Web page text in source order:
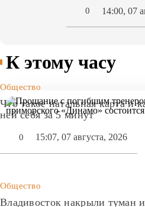
0 14:00, 07
К этому часу
Общество
Что такое натальная карта и
ней себя за 5 минут
0 15:07, 07 августа, 2026
Общество
Владивосток накрыли туман